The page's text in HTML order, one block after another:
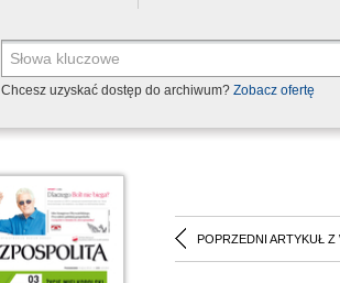
Chcesz uzyskać dostęp do archiwum? Zobacz ofertę
POPRZEDNI ARTYKUŁ Z